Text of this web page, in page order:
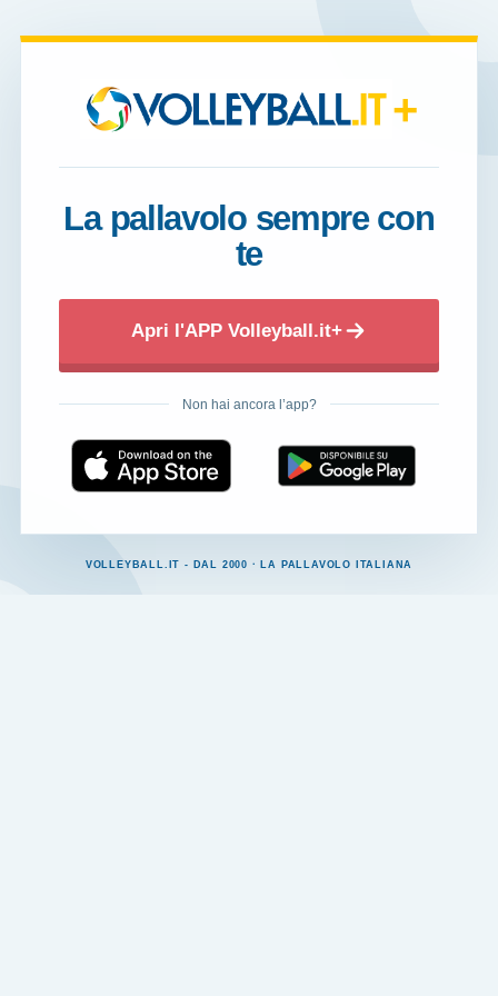
+
La pallavolo sempre con
te
Apri l'APP Volleyball.it+
Non hai ancora l’app?
VOLLEYBALL.IT - DAL 2000 · LA PALLAVOLO ITALIANA